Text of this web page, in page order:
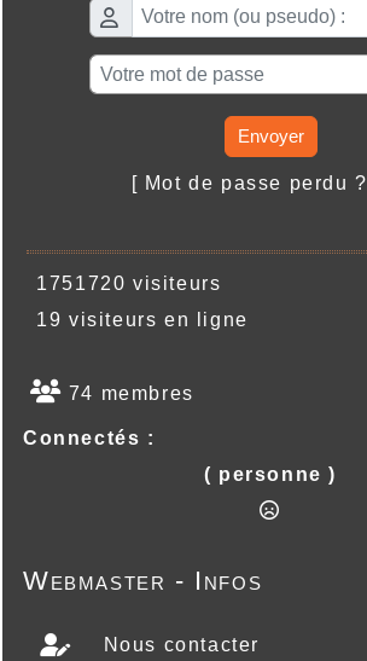
Envoyer
[ Mot de passe perdu ?
1751720 visiteurs
19 visiteurs en ligne
74 membres
Connectés :
( personne )
Webmaster - Infos
Nous contacter